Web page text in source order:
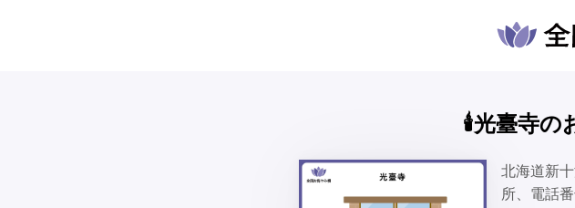
🕯️光臺寺の
北海道新
所、電話